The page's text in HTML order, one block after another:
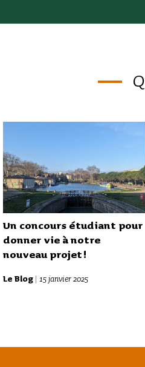
Un concours étudiant pour
donner vie à notre
nouveau projet !
Le Blog 15 janvier 2025